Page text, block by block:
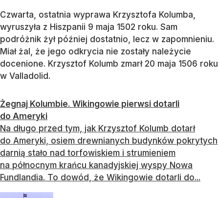
Czwarta, ostatnia wyprawa Krzysztofa Kolumba,
wyruszyła z Hiszpanii 9 maja 1502 roku. Sam
podróżnik żył później dostatnio, lecz w zapomnieniu.
Miał żal, że jego odkrycia nie zostały należycie
docenione. Krzysztof Kolumb zmarł 20 maja 1506 roku
w Valladolid.
Żegnaj Kolumbie. Wikingowie pierwsi dotarli
do Ameryki
Na długo przed tym, jak Krzysztof Kolumb dotarł
do Ameryki, osiem drewnianych budynków pokrytych
darnią stało nad torfowiskiem i strumieniem
na północnym krańcu kanadyjskiej wyspy Nowa
Fundlandia. To dowód, że Wikingowie dotarli do...